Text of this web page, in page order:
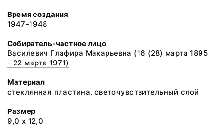
Время создания
1947-1948
Собиратель-частное лицо
Василевич Глафира Макарьевна (16 (28) марта 1895
- 22 марта 1971)
Материал
стеклянная пластина, светочувствительный слой
Размер
9,0 x 12,0